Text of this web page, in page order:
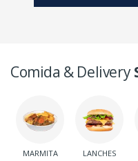
Comida & Delivery
MARMITA LANCHES